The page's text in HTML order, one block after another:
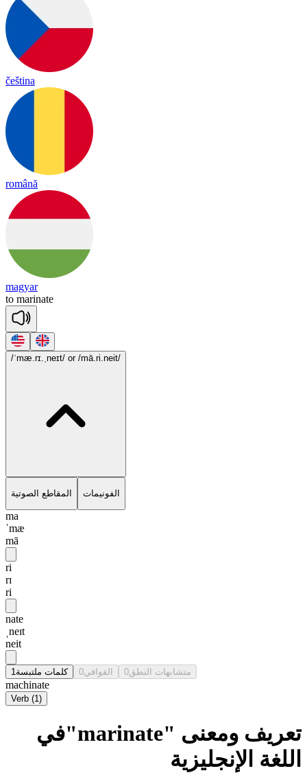
čeština
română
magyar
to marinate
/ˈmæ.rɪ.ˌneɪt/ or /mā.ri.neit/
المقاطع الصوتية الفونيمات
ma
ˈmæ
mā
ri
rɪ
ri
nate
ˌneɪt
neit
كلمات ملتبسة 1 القوافي0 متشابهات النطق0
machinate
Verb (1)
تعريف ومعنى "marinate"في
اللغة الإنجليزية